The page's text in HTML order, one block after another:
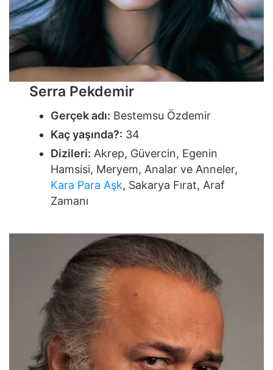
Serra Pekdemir
Gerçek adı: Bestemsu Özdemir
Kaç yaşında?: 34
Dizileri: Akrep, Güvercin, Egenin
Hamsisi, Meryem, Analar ve Anneler,
Kara Para Aşk, Sakarya Fırat, Araf
Zamanı